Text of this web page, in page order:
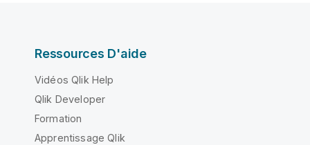
Ressources D'aide
Vidéos Qlik Help
Qlik Developer
Formation
Apprentissage Qlik